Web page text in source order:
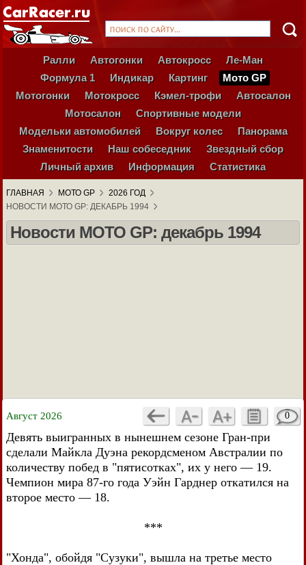
Ралли Автогонки Автокросс
Ле-Ман
Формула 1
Индикар Картинг
Мото GP
Мотогонки
Мотокросс Кэмел-трофи
Автосалон
Мотосалон
Спортивные модели
Модельки автомобилей
Вокруг колес
Панорама
Знаменитости
Наш собеседник
Звездный сбор
Личный архив
Информация Статистика
ГЛАВНАЯ МОТО GP
2026 ГОД
НОВОСТИ МОТО GP: ДЕКАБРЬ 1994
Новости МОТО GP: декабрь 1994
Август 2026 0
Девять выигранных в нынешнем сезоне Гран-при
сделали Майкла Дуэна рекордсменом Австралии по
количеству побед в "пятисотках", их у него — 19.
Чемпион мира 87-го года Уэйн Гарднер откатился на
второе место — 18.
***
"Хонда", обойдя "Сузуки", вышла на третье место